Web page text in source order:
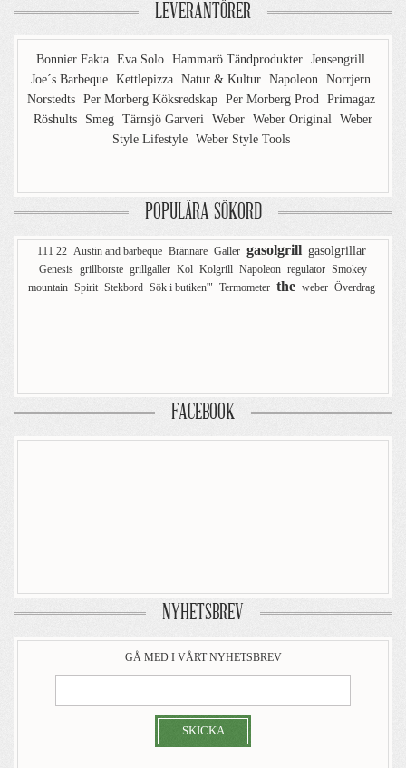
LEVERANTÖRER
Bonnier Fakta Eva Solo Hammarö Tändprodukter Jensengrill
Joe´s Barbeque Kettlepizza Natur & Kultur Napoleon Norrjern
Norstedts Per Morberg Köksredskap Per Morberg Prod Primagaz
Röshults
Smeg Tärnsjö Garveri Weber Weber Original Weber
Style Lifestyle Weber Style Tools
POPULÄRA SÖKORD
111 22 Austin and barbeque Brännare Galler gasolgrill gasolgrillar
Genesis grillborste grillgaller Kol Kolgrill Napoleon regulator Smokey
mountain Spirit Stekbord Sök i butiken'" Termometer the weber Överdrag
FACEBOOK
NYHETSBREV
GÅ MED I VÅRT NYHETSBREV
SKICKA